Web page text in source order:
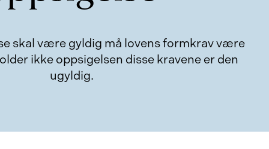
skal være gyldig må lovens formkrav være
ikke oppsigelsen disse kravene er den
ugyldig.